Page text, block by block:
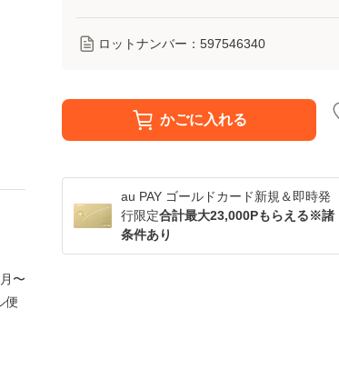
ロットナンバー： 597546340
かごに入れる
au PAY ゴールドカード新規＆即時発
行限定合計最大23,000Pもらえる※諸
条件あり
〜
便